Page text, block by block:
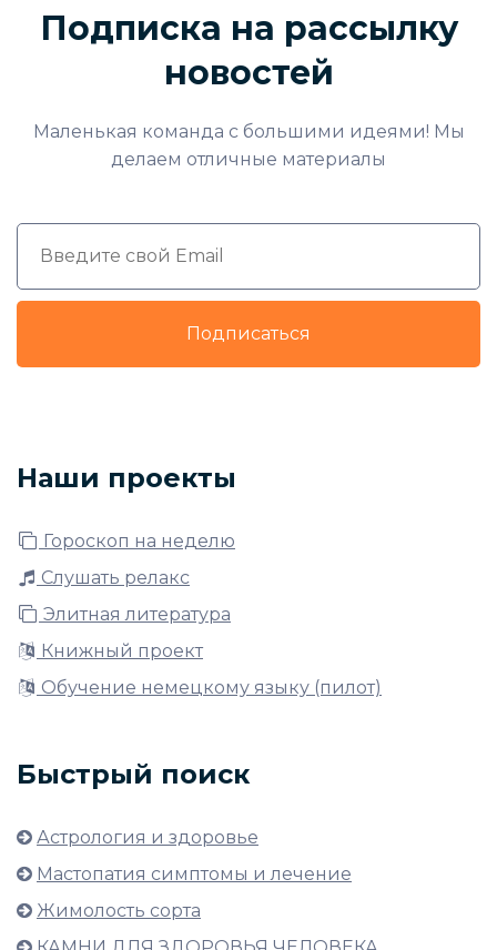
Подписка на рассылку
новостей
Маленькая команда с большими идеями! Мы
делаем отличные материалы
Подписаться
Наши проекты
Гороскоп на неделю
Слушать релакс
Элитная литература
Книжный проект
Обучение немецкому языку (пилот)
Быстрый поиск
Астрология и здоровье
Мастопатия симптомы и лечение
Жимолость сорта